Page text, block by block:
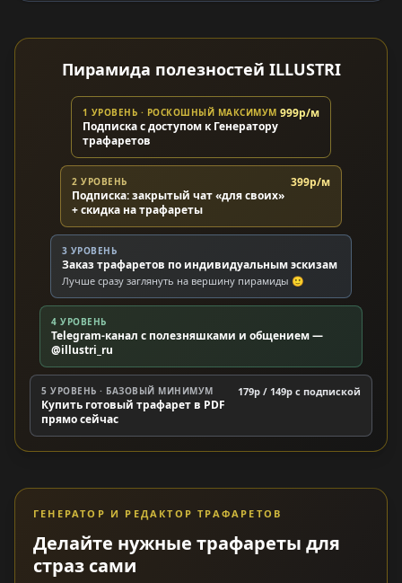
Пирамида полезностей ILLUSTRI
1 УРОВЕНЬ · РОСКОШНЫЙ МАКСИМУМ
Подписка с доступом к Генератору
трафаретов
999р/м
2 УРОВЕНЬ
Подписка: закрытый чат «для своих»
+ скидка на трафареты
399р/м
3 УРОВЕНЬ
Заказ трафаретов по индивидуальным эскизам
Лучше сразу заглянуть на вершину пирамиды 🙂
4 УРОВЕНЬ
Telegram-канал с полезняшками и общением —
@illustri_ru
5 УРОВЕНЬ · БАЗОВЫЙ МИНИМУМ
Купить готовый трафарет в PDF
прямо сейчас
179р / 149р c подпиской
ГЕНЕРАТОР И РЕДАКТОР ТРАФАРЕТОВ
Делайте нужные трафареты для
страз сами